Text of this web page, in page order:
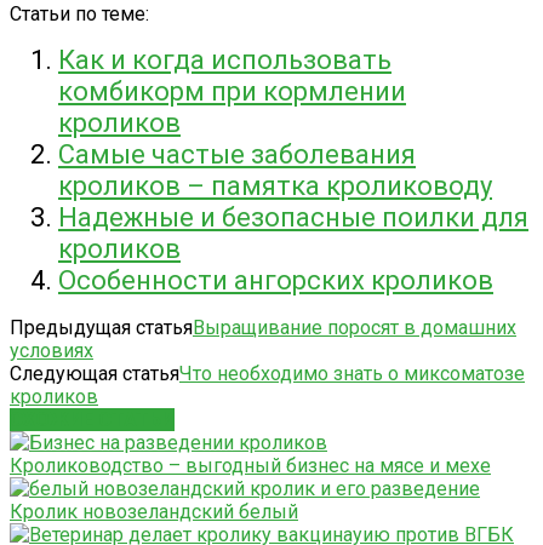
Статьи по теме:
Как и когда использовать
комбикорм при кормлении
кроликов
Самые частые заболевания
кроликов – памятка кролиководу
Надежные и безопасные поилки для
кроликов
Особенности ангорских кроликов
Предыдущая статьяВыращивание поросят в домашних
условиях
Следующая статьяЧто необходимо знать о миксоматозе
кроликов
Кролиководство – выгодный бизнес на мясе и мехе
Кролик новозеландский белый